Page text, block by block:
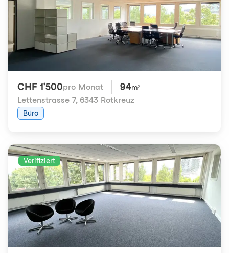
CHF 1'500pro Monat 94m²
Lettenstrasse 7, 6343 Rotkreuz
Büro
Verifiziert